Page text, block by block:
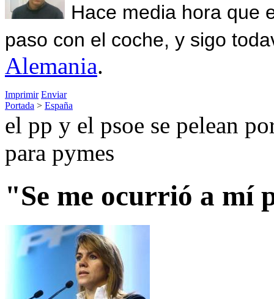
Hace media hora que
paso con el coche, y sigo
Alemania.
Imprimir Enviar
Portada > España
el pp y el psoe se pelean
para pymes
"Se me ocurrió a mí